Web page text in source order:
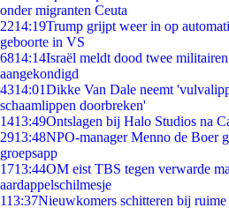
onder migranten Ceuta
2214:19Trump grijpt weer in op
geboorte in VS
6814:14Israël meldt dood twee
aangekondigd
4314:01Dikke Van Dale neemt
schaamlippen doorbreken'
1413:49Ontslagen bij Halo Studios na
2913:48NPO-manager Menno de Boer
groepsapp
1713:44OM eist TBS tegen verwarde
aardappelschilmesje
113:37Nieuwkomers schitteren bij